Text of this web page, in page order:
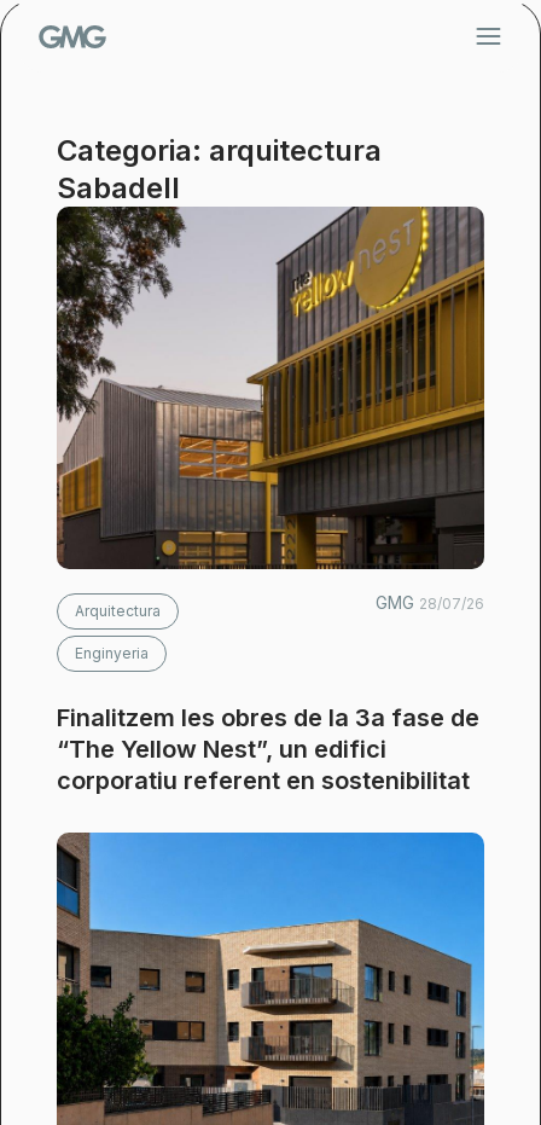
Categoria: arquitectura
Sabadell
Arquitectura
Enginyeria
GMG 28/07/26
Finalitzem les obres de la 3a fase de
“The Yellow Nest”, un edifici
corporatiu referent en sostenibilitat